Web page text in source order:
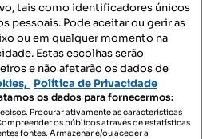
NOS:
tais como identificadores únicos
pessoais. Pode aceitar ou gerir as
ou em qualquer momento na
Estas escolhas serão
e não afetarão os dados de
Política de Privacidade
os dados para fornecermos:
Procurar ativamente as características
os públicos através de estatísticas
fontes. Armazenar e/ou aceder a